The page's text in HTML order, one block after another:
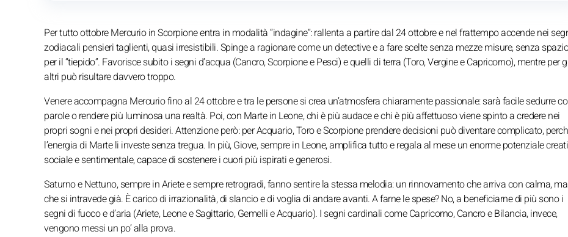
Per tutto ottobre Mercurio in Scorpione entra in modalità “indagine”: rallenta a partire dal 24 ottobre e nel frattempo accende nei
zodiacali pensieri taglienti, quasi irresistibili. Spinge a ragionare come un detective e a fare scelte senza mezze misure, senza spazio
per il “tiepido”. Favorisce subito i segni d’acqua (Cancro, Scorpione e Pesci) e quelli di terra (Toro, Vergine e Capricorno), mentre per
altri può risultare davvero troppo.
Venere accompagna Mercurio fino al 24 ottobre e tra le persone si crea un’atmosfera chiaramente passionale: sarà facile sedurre
parole o rendere più luminosa una realtà. Poi, con Marte in Leone, chi è più audace e chi è più affettuoso viene spinto a credere nei
propri sogni e nei propri desideri. Attenzione però: per Acquario, Toro e Scorpione prendere decisioni può diventare complicato,
l’energia di Marte li investe senza tregua. In più, Giove, sempre in Leone, amplifica tutto e regala al mese un enorme potenziale
sociale e sentimentale, capace di sostenere i cuori più ispirati e generosi.
Saturno e Nettuno, sempre in Ariete e sempre retrogradi, fanno sentire la stessa melodia: un rinnovamento che arriva con calma, ma
che si intravede già. È carico di irrazionalità, di slancio e di voglia di andare avanti. A farne le spese? No, a beneficiarne di più sono i
segni di fuoco e d’aria (Ariete, Leone e Sagittario, Gemelli e Acquario). I segni cardinali come Capricorno, Cancro e Bilancia, invece,
vengono messi un po’ alla prova.